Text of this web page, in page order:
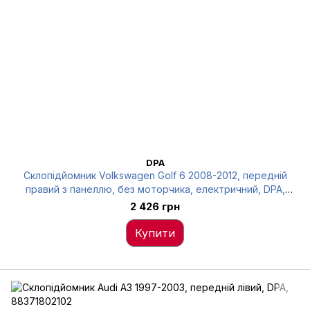
DPA
Склопідйомник Volkswagen Golf 6 2008-2012, передній
правий з панеллю, без моторчика, електричний, DPA,
88371797202
2 426 грн
Купити